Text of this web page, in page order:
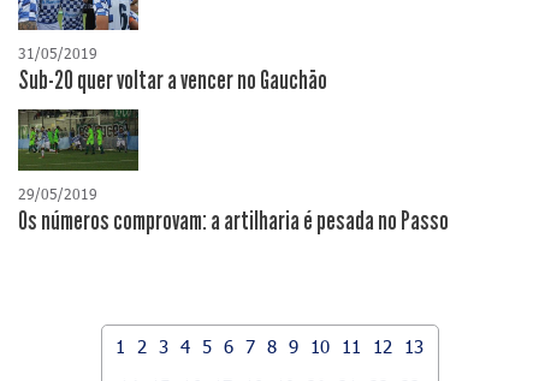
31/05/2019
Sub-20 quer voltar a vencer no Gauchão
29/05/2019
Os números comprovam: a artilharia é pesada no Passo
1 2 3 4 5 6 7 8 9 10 11 12
13